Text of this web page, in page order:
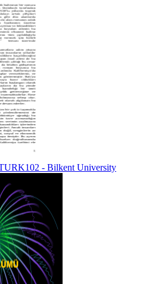
- Bilkent University